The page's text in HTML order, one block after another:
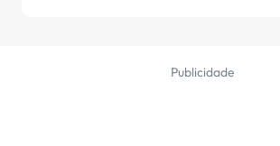
Publicidade